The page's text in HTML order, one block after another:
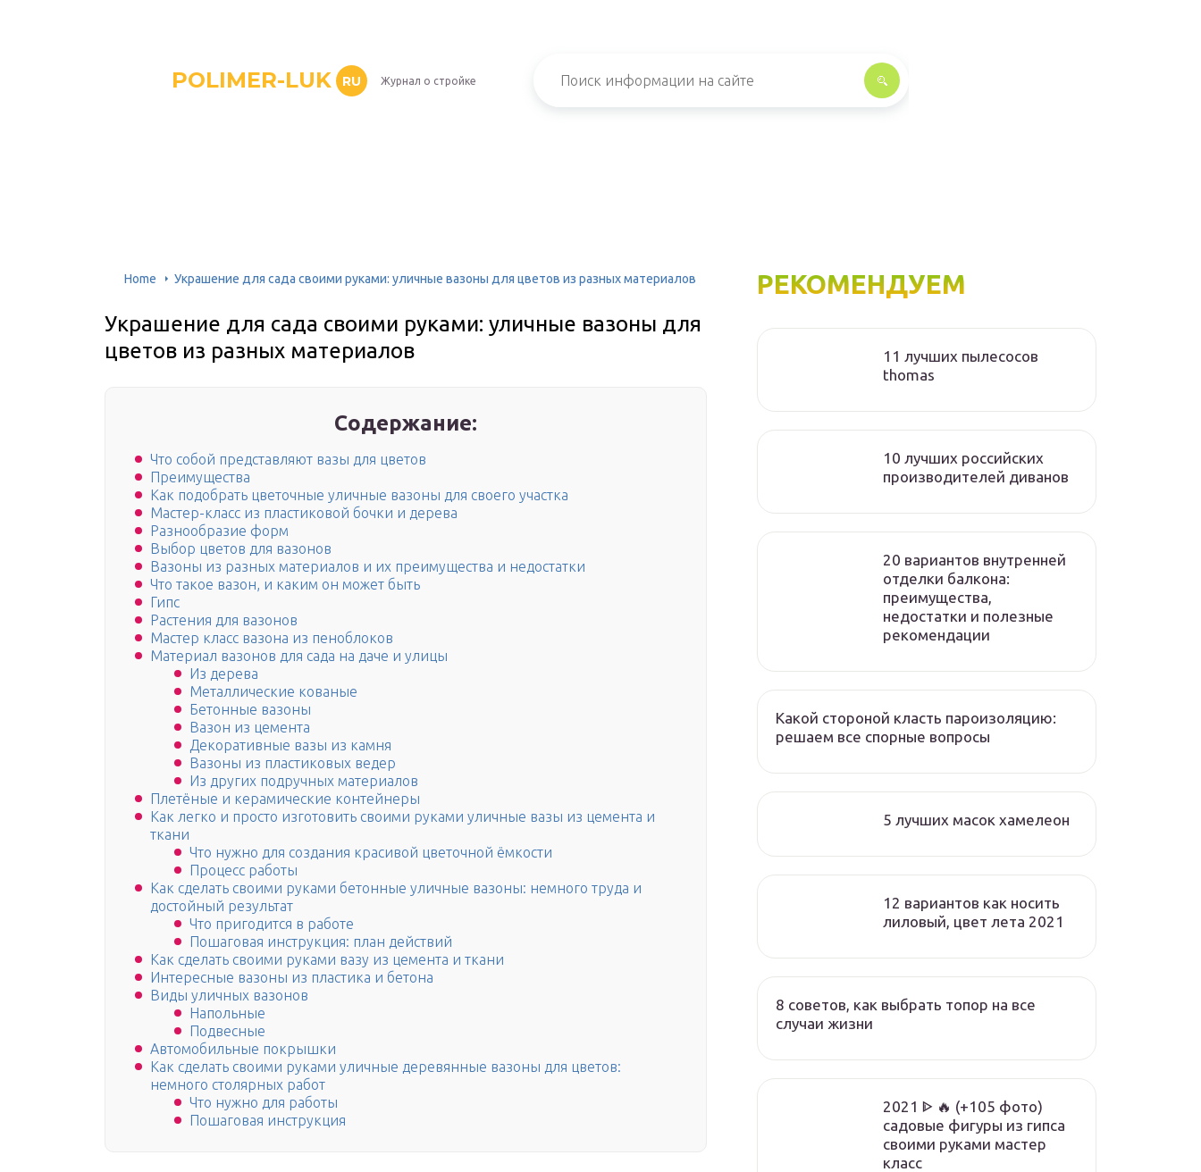
POLIMER-LUK RU Журнал о стройке
Home Украшение для сада своими руками: уличные вазоны для цветов из разных материалов
Украшение для сада своими руками: уличные вазоны для
цветов из разных материалов
Содержание:
Что собой представляют вазы для цветов
Преимущества
Как подобрать цветочные уличные вазоны для своего участка
Мастер-класс из пластиковой бочки и дерева
Разнообразие форм
Выбор цветов для вазонов
Вазоны из разных материалов и их преимущества и недостатки
Что такое вазон, и каким он может быть
Гипс
Растения для вазонов
Мастер класс вазона из пеноблоков
Материал вазонов для сада на даче и улицы
Из дерева
Металлические кованые
Бетонные вазоны
Вазон из цемента
Декоративные вазы из камня
Вазоны из пластиковых ведер
Из других подручных материалов
Плетёные и керамические контейнеры
Как легко и просто изготовить своими руками уличные вазы из цемента и
ткани
Что нужно для создания красивой цветочной ёмкости
Процесс работы
Как сделать своими руками бетонные уличные вазоны: немного труда и
достойный результат
Что пригодится в работе
Пошаговая инструкция: план действий
Как сделать своими руками вазу из цемента и ткани
Интересные вазоны из пластика и бетона
Виды уличных вазонов
Напольные
Подвесные
Автомобильные покрышки
Как сделать своими руками уличные деревянные вазоны для цветов:
немного столярных работ
Что нужно для работы
Пошаговая инструкция
РЕКОМЕНДУЕМ
11 лучших пылесосов
thomas
10 лучших российских
производителей диванов
20 вариантов внутренней
отделки балкона:
преимущества,
недостатки и полезные
рекомендации
Какой стороной класть пароизоляцию:
решаем все спорные вопросы
5 лучших масок хамелеон
12 вариантов как носить
лиловый, цвет лета 2021
8 советов, как выбрать топор на все
случаи жизни
2021 ᐈ 🔥 (+105 фото)
садовые фигуры из гипса
своими руками мастер
класс